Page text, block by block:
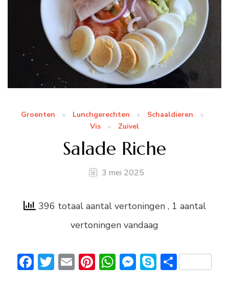
Groenten Lunchgerechten
Schaaldieren
Vis
Zuivel
Salade Riche
3 mei 2025
396 totaal aantal vertoningen , 1 aantal
vertoningen vandaag
Facebook
Twitter
EmailPinterest
WhatsApp
Messenger
Skype
Delen